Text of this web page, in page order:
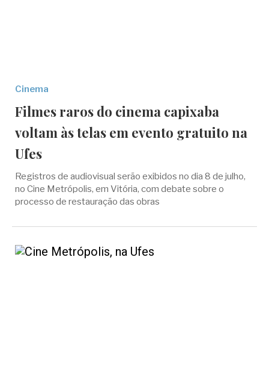
Cinema
Filmes raros do cinema capixaba
voltam às telas em evento gratuito na
Ufes
Registros de audiovisual serão exibidos no dia 8 de julho,
no Cine Metrópolis, em Vitória, com debate sobre o
processo de restauração das obras